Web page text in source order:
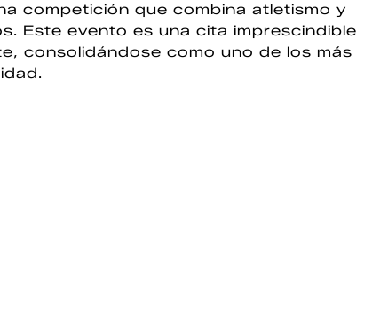
competición que combina atletismo y
Este evento es una cita imprescindible
consolidándose como uno de los más